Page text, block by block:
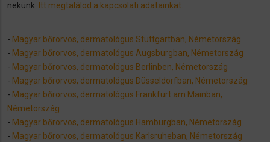
nekünk.
Itt megtalálod a kapcsolati adatainkat.
- Magyar bőrorvos, dermatológus Stuttgartban, Németország
- Magyar bőrorvos, dermatológus Augsburgban, Németország
- Magyar bőrorvos, dermatológus Berlinben, Németország
- Magyar bőrorvos, dermatológus Düsseldorfban, Németország
- Magyar bőrorvos, dermatológus Frankfurt am Mainban,
Németország
- Magyar bőrorvos, dermatológus Hamburgban, Németország
- Magyar bőrorvos, dermatológus Karlsruheban, Németország